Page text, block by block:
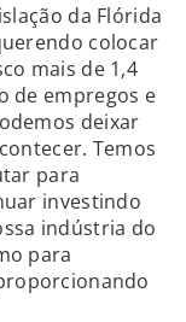
da Flórida
colocar
mais de 1,4
de empregos e
deixar
Temos
para
investindo
indústria do
para